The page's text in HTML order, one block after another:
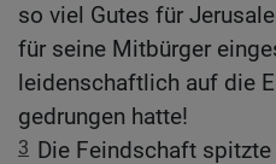
so viel Gutes für
für seine Mitbürger
leidenschaftlich auf die
gedrungen hatte!
3 Die Feindschaft